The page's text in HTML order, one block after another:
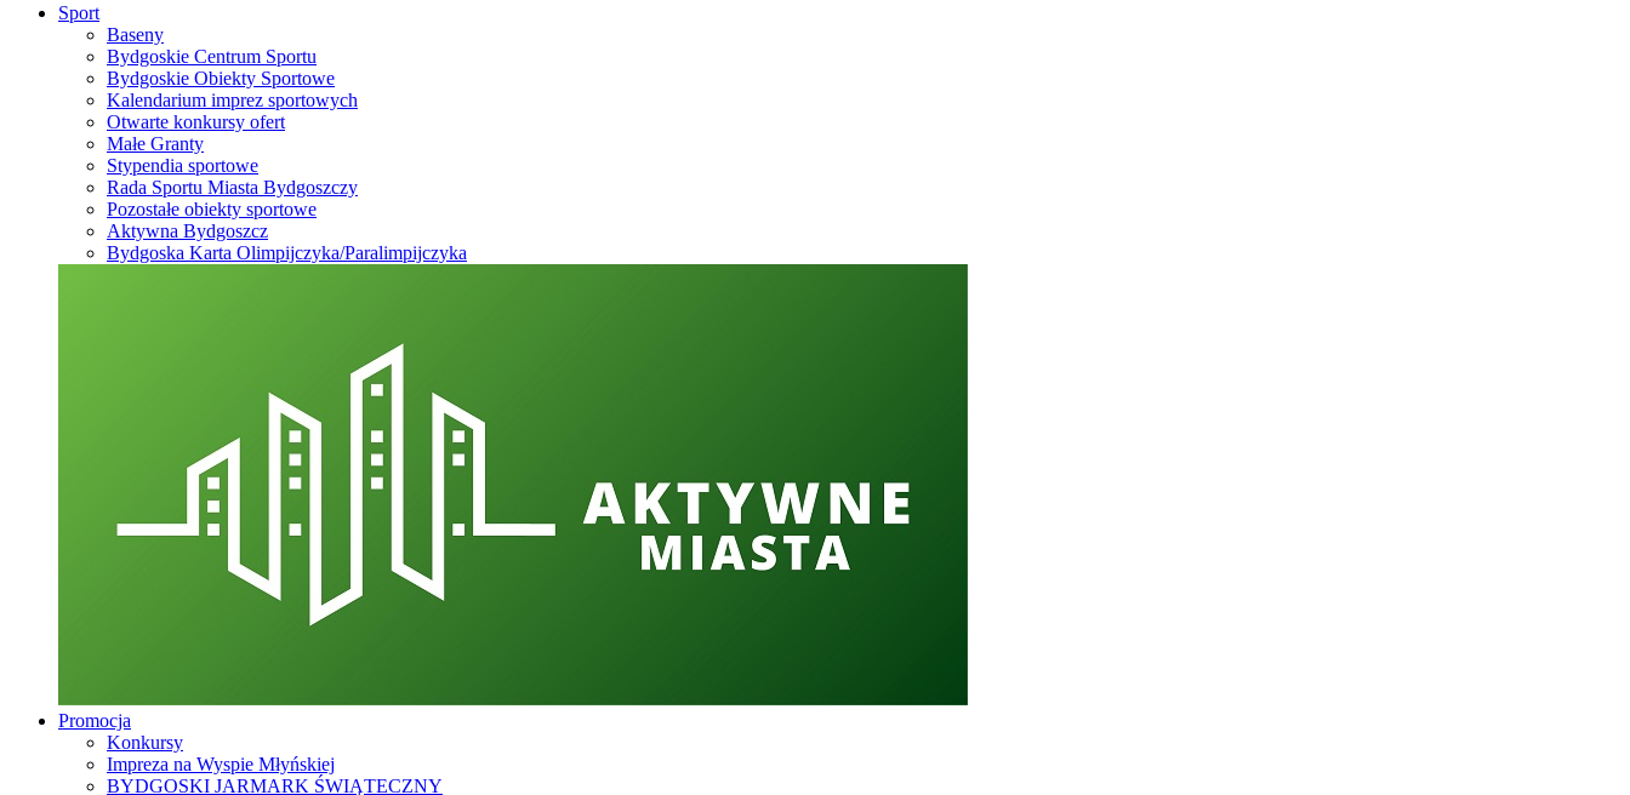
Sport
Baseny
Bydgoskie Centrum Sportu
Bydgoskie Obiekty Sportowe
Kalendarium imprez sportowych
Otwarte konkursy ofert
Małe Granty
Stypendia sportowe
Rada Sportu Miasta Bydgoszczy
Pozostałe obiekty sportowe
Aktywna Bydgoszcz
Bydgoska Karta Olimpijczyka/Paralimpijczyka
Promocja
Konkursy
Impreza na Wyspie Młyńskiej
BYDGOSKI JARMARK ŚWIĄTECZNY